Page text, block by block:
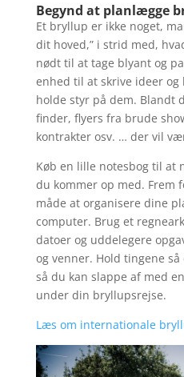
Begynd at planlægge
Et bryllup er ikke noget,
dit hoved,” i strid med,
nødt til at tage blyant og
enhed til at skrive ideer og
holde styr på dem. Blandt
finder, flyers fra brude
kontrakter osv. … der vil
Køb en lille notesbog til at
du kommer op med. Frem
måde at organisere dine
computer. Brug et
datoer og uddelegere
og venner. Hold tingene
så du kan slappe af med
under din bryllupsrejse.
Læs om internationale